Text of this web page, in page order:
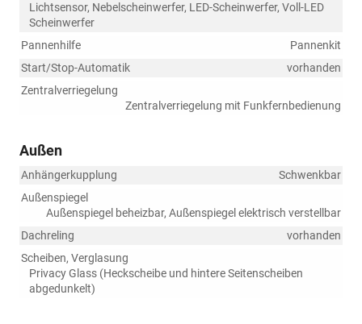
Lichtsensor, Nebelscheinwerfer, LED-Scheinwerfer, Voll-LED
Scheinwerfer
Pannenhilfe
Pannenkit
Start/Stop-Automatik
vorhanden
Zentralverriegelung
Zentralverriegelung mit Funkfernbedienung
Außen
Anhängerkupplung
Schwenkbar
Außenspiegel
Außenspiegel beheizbar, Außenspiegel elektrisch verstellbar
Dachreling
vorhanden
Scheiben, Verglasung
Privacy Glass (Heckscheibe und hintere Seitenscheiben
abgedunkelt)